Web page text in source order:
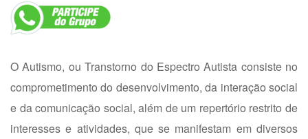
O Autismo, ou Transtorno do Espectro Autista consiste no
comprometimento do desenvolvimento, da interação social
e da comunicação social, além de um repertório restrito de
interesses e atividades, que se manifestam em diversos